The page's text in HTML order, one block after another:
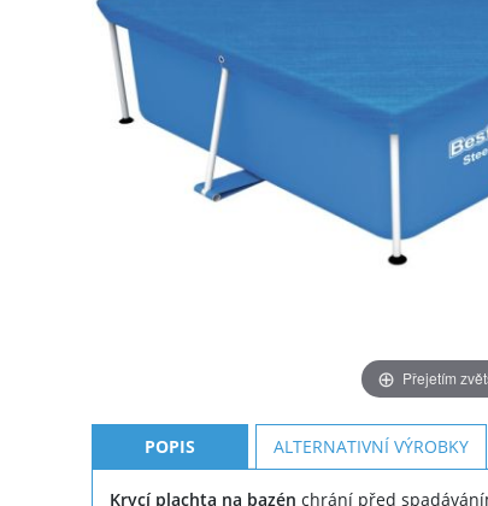
Přejetím
POPIS ALTERNATIVNÍ VÝROBKY
Krycí plachta na bazén chrání před